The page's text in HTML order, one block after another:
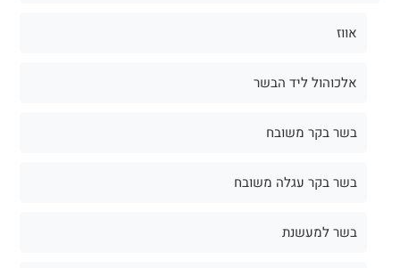
אווז
אלכוהול ליד הבשר
בשר בקר משובח
בשר בקר עגלה משובח
בשר למעשנת